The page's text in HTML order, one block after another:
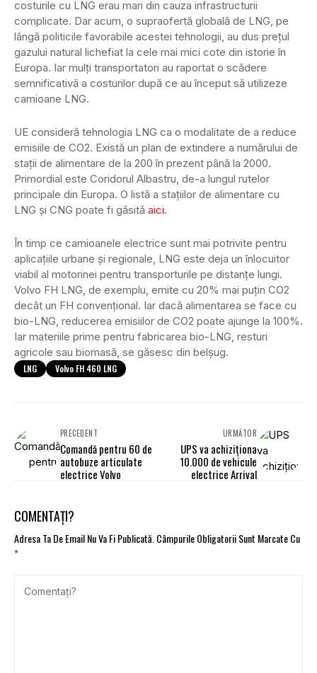
costurile cu LNG erau mari din cauza infrastructurii
complicate. Dar acum, o supraofertă globală de LNG, pe
lângă politicile favorabile acestei tehnologii, au dus prețul
gazului natural lichefiat la cele mai mici cote din istorie în
Europa. Iar mulți transportatori au raportat o scădere
semnificativă a costurilor după ce au început să utilizeze
camioane LNG.
UE consideră tehnologia LNG ca o modalitate de a reduce
emisiile de CO2. Există un plan de extindere a numărului de
stații de alimentare de la 200 în prezent până la 2000.
Primordial este Coridorul Albastru, de-a lungul rutelor
principale din Europa. O listă a stațiilor de alimentare cu
LNG și CNG poate fi găsită aici.
În timp ce camioanele electrice sunt mai potrivite pentru
aplicațiile urbane și regionale, LNG este deja un înlocuitor
viabil al motorinei pentru transporturile pe distanțe lungi.
Volvo FH LNG, de exemplu, emite cu 20% mai puțin CO2
decât un FH convențional. Iar dacă alimentarea se face cu
bio-LNG, reducerea emisiilor de CO2 poate ajunge la 100%.
Iar materiile prime pentru fabricarea bio-LNG, resturi
agricole sau biomasă, se găsesc din belșug.
LNG Volvo FH 460 LNG
PRECEDENT
Comandă pentru 60 de
autobuze articulate
electrice Volvo
URMĂTOR
UPS va achiziționa
10.000 de vehicule
electrice Arrival
COMENTAȚI?
Adresa Ta De Email Nu Va Fi Publicată. Câmpurile Obligatorii Sunt Marcate Cu
*